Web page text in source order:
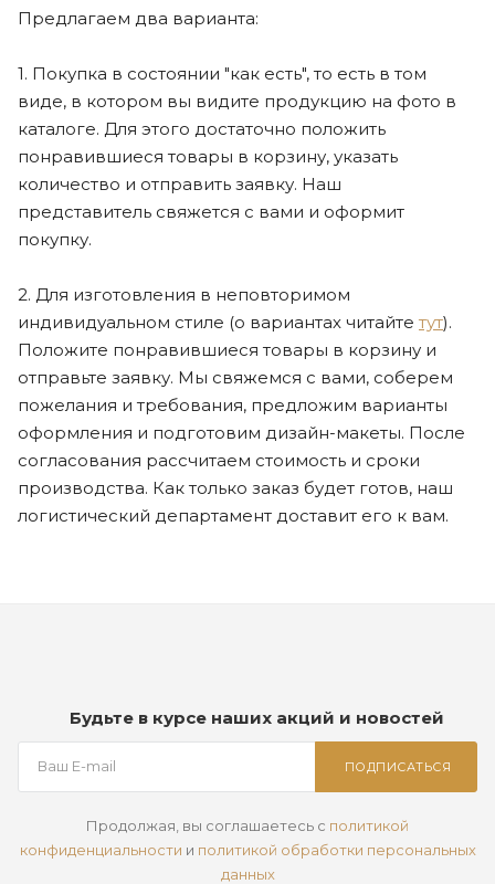
Предлагаем два варианта:
1. Покупка в состоянии "как есть", то есть в том
виде, в котором вы видите продукцию на фото в
каталоге. Для этого достаточно положить
понравившиеся товары в корзину, указать
количество и отправить заявку. Наш
представитель свяжется с вами и оформит
покупку.
2. Для изготовления в неповторимом
индивидуальном стиле (о вариантах читайте тут).
Положите понравившиеся товары в корзину и
отправьте заявку. Мы свяжемся с вами, соберем
пожелания и требования, предложим варианты
оформления и подготовим дизайн-макеты. После
согласования рассчитаем стоимость и сроки
производства. Как только заказ будет готов, наш
логистический департамент доставит его к вам.
Будьте в курсе наших акций и новостей
ПОДПИСАТЬСЯ
Продолжая, вы соглашаетесь с политикой
конфиденциальности и политикой обработки персональных
данных